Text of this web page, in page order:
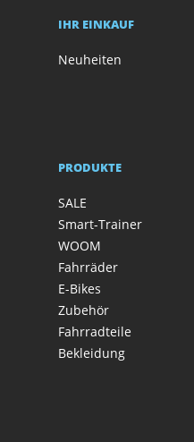
IHR EINKAUF
Neuheiten
PRODUKTE
SALE
Smart-Trainer
WOOM
Fahrräder
E-Bikes
Zubehör
Fahrradteile
Bekleidung